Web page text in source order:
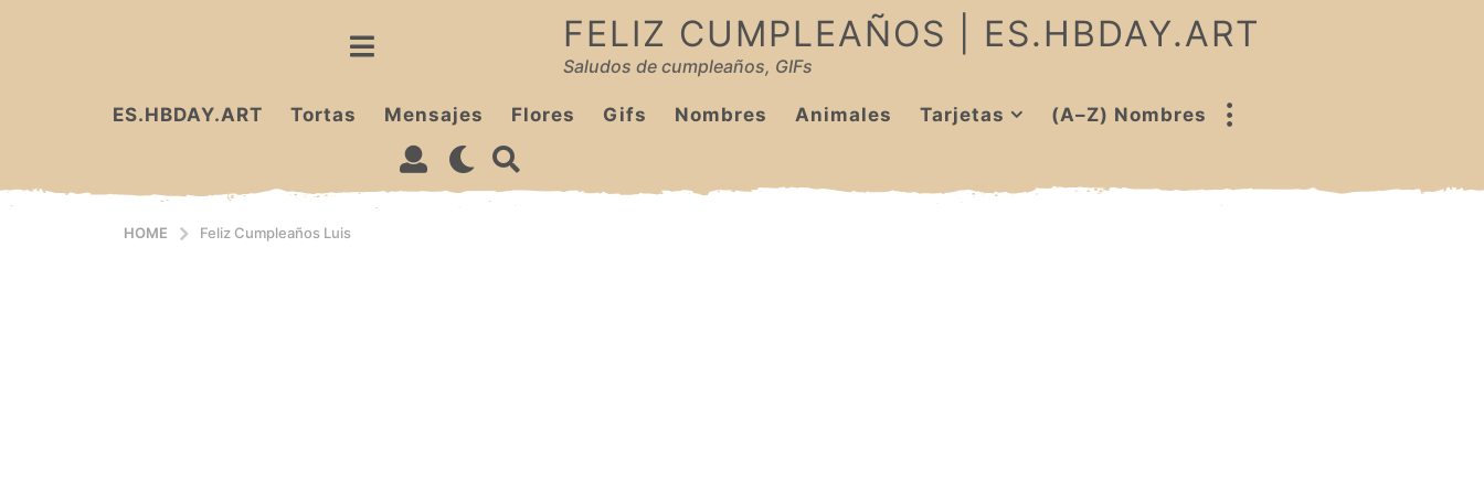
FELIZ CUMPLEAÑOS | ES.HBDAY.ART
Saludos de cumpleaños, GIFs
ES.HBDAY.ART Tortas Mensajes Flores Gifs Nombres Animales Tarjetas (A–Z) Nombres
HOME Feliz Cumpleaños Luis